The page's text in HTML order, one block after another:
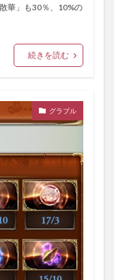
華」も30％、10%の
続きを読む
グラブル